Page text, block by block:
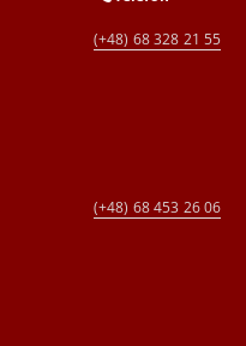
(+48) 68 328 21 55
(+48) 68 453 26 06